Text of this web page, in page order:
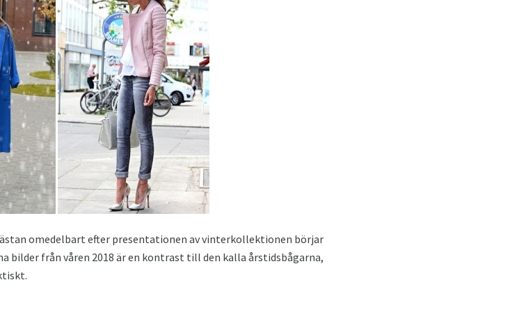
omedelbart efter presentationen av vinterkollektionen börjar
bilder från våren 2018 är en kontrast till den kalla årstidsbågarna,